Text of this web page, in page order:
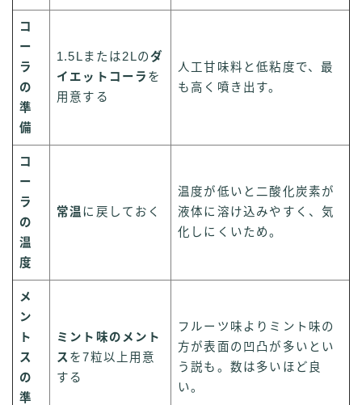
コ
ー
ラ
の
準
備
1.5Lまたは2Lのダ
イエットコーラ を
用意する
人工甘味料と低粘度で、最
も高く噴き出す。
コ
ー
ラ
の
温
度
常温に戻しておく
温度が低いと二酸化炭素が
液体に溶け込みやすく、気
化しにくいため。
メ
ン
ト
ス
の
準
ミント味のメント
ス を7粒以上用意
する
フルーツ味よりミント味の
方が表面の凹凸が多いとい
う説も。数は多いほど良
い。